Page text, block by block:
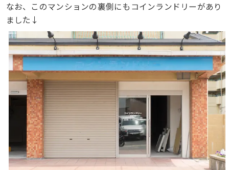
なお、このマンションの裏側にもコインランドリーがあり
ました↓